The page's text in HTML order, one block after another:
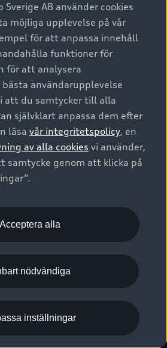
så gott som nya
online
din Audi
- Hur påverkas min bil av detta?
Återförsäljare
om dataläcka
All Rights Reserved.
Juridiskt Audi AG
för cookies
Sverige AB använder cookies
möjliga upplevelse på vår
för att anpassa innehåll
funktioner för
för att analysera
användarupplevelse
att du samtycker till alla
självklart anpassa dem efter
läsa vår integritetspolicy, en
av alla cookies vi använder,
samtycke genom att klicka på
Acceptera alla
nödvändiga
inställningar